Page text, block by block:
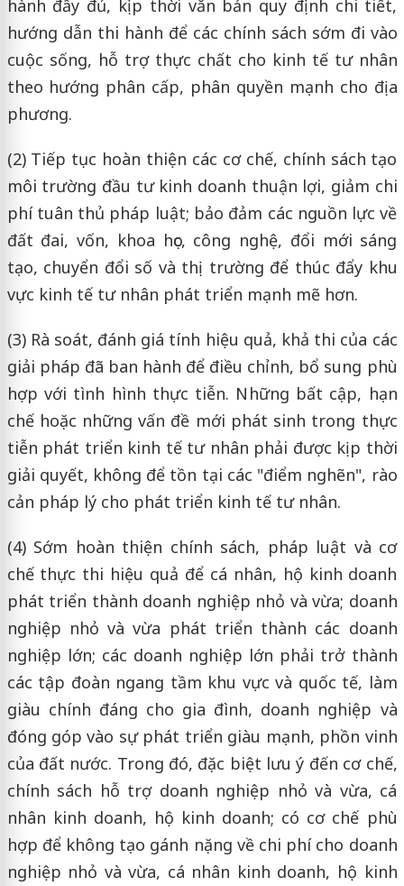
hành đầy đủ, kịp thời văn bản quy định chi tiết,
hướng dẫn thi hành để các chính sách sớm đi vào
cuộc sống, hỗ trợ thực chất cho kinh tế tư nhân
theo hướng phân cấp, phân quyền mạnh cho địa
phương.
(2) Tiếp tục hoàn thiện các cơ chế, chính sách tạo
môi trường đầu tư kinh doanh thuận lợi, giảm chi
phí tuân thủ pháp luật; bảo đảm các nguồn lực về
đất đai, vốn, khoa học, công nghệ, đổi mới sáng
tạo, chuyển đổi số và thị trường để thúc đẩy khu
vực kinh tế tư nhân phát triển mạnh mẽ hơn.
(3) Rà soát, đánh giá tính hiệu quả, khả thi của các
giải pháp đã ban hành để điều chỉnh, bổ sung phù
hợp với tình hình thực tiễn. Những bất cập, hạn
chế hoặc những vấn đề mới phát sinh trong thực
tiễn phát triển kinh tế tư nhân phải được kịp thời
giải quyết, không để tồn tại các "điểm nghẽn", rào
cản pháp lý cho phát triển kinh tế tư nhân.
(4) Sớm hoàn thiện chính sách, pháp luật và cơ
chế thực thi hiệu quả để cá nhân, hộ kinh doanh
phát triển thành doanh nghiệp nhỏ và vừa; doanh
nghiệp nhỏ và vừa phát triển thành các doanh
nghiệp lớn; các doanh nghiệp lớn phải trở thành
các tập đoàn ngang tầm khu vực và quốc tế, làm
giàu chính đáng cho gia đình, doanh nghiệp và
đóng góp vào sự phát triển giàu mạnh, phồn vinh
của đất nước. Trong đó, đặc biệt lưu ý đến cơ chế,
chính sách hỗ trợ doanh nghiệp nhỏ và vừa, cá
nhân kinh doanh, hộ kinh doanh; có cơ chế phù
hợp để không tạo gánh nặng về chi phí cho doanh
nghiệp nhỏ và vừa, cá nhân kinh doanh, hộ kinh